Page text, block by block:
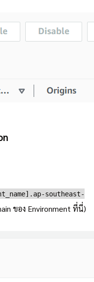
southeast-
ของ Environment ที่นี่)